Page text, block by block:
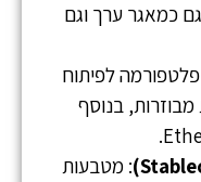
כמאגר ערך וגם
לפיתוח
מבוזרות, בנוסף
: מטבעות